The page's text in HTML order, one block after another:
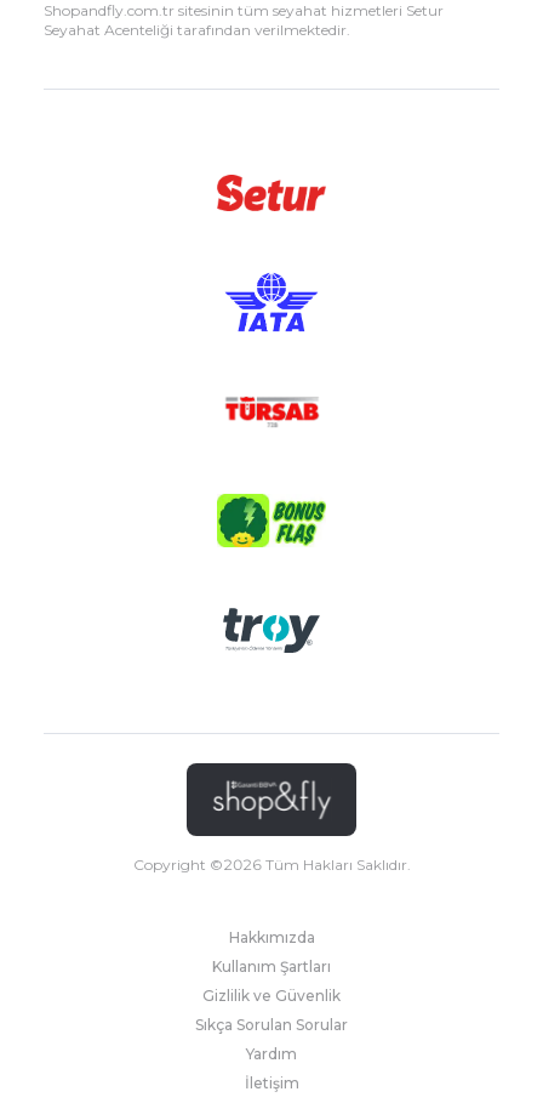
Shopandfly.com.tr sitesinin tüm seyahat hizmetleri Setur
Seyahat Acenteliği tarafından verilmektedir.
Copyright ©2026Tüm Hakları Saklıdır.
Hakkımızda
Kullanım Şartları
Gizlilik ve Güvenlik
Sıkça Sorulan Sorular
Yardım
İletişim